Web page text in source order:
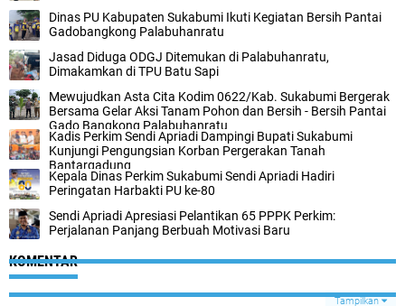
Dinas PU Kabupaten Sukabumi Ikuti Kegiatan Bersih Pantai
Gadobangkong Palabuhanratu
Jasad Diduga ODGJ Ditemukan di Palabuhanratu,
Dimakamkan di TPU Batu Sapi
Mewujudkan Asta Cita Kodim 0622/Kab. Sukabumi Bergerak
Bersama Gelar Aksi Tanam Pohon dan Bersih - Bersih Pantai
Gado Bangkong Palabuhanratu
Kadis Perkim Sendi Apriadi Dampingi Bupati Sukabumi
Kunjungi Pengungsian Korban Pergerakan Tanah
Bantargadung
Kepala Dinas Perkim Sukabumi Sendi Apriadi Hadiri
Peringatan Harbakti PU ke-80
Sendi Apriadi Apresiasi Pelantikan 65 PPPK Perkim:
Perjalanan Panjang Berbuah Motivasi Baru
KOMENTAR
Tampilkan